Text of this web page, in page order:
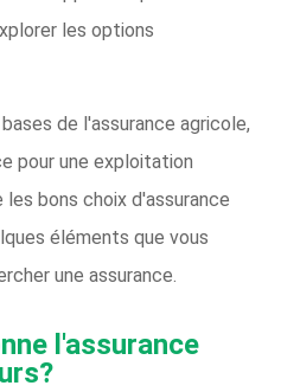
les options
de l'assurance agricole,
pour une exploitation
bons choix d'assurance
éléments que vous
une assurance.
l'assurance